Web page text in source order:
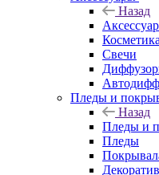
Назад
Косметика
Свечи
Пледы и
Назад
Пледы и
Пледы